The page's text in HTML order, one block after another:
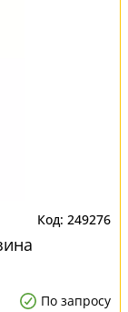
249276
По запросу